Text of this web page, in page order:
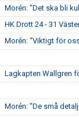
Morén: "Det ska bli
HK Drott 24 - 31
Morén: “Viktigt för
Lagkapten Wallgren
Morén: "De små